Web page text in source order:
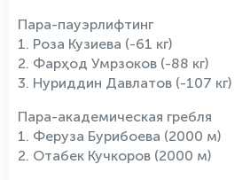
Пара-пауэрлифтинг
1. Роза Кузиева (-61 кг)
2. Фарҳод Умрзоков (-88 кг)
3. Нуриддин Давлатов (-107 кг)
Пара-академическая гребля
1. Феруза Бурибоева (2000 м)
2. Отабек Кучкоров (2000 м)